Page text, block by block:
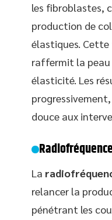
les fibroblastes,
production de
élastiques.
raffermit la peau
élasticité. Les
douce aux
Radiofréquence
La
relancer la
pénétrant les